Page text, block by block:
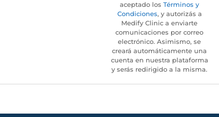
aceptado los Términos y
Condiciones, y autorizás a
Medify Clinic a enviarte
comunicaciones por correo
electrónico. Asimismo, se
creará automáticamente una
cuenta en nuestra plataforma
y serás redirigido a la misma.